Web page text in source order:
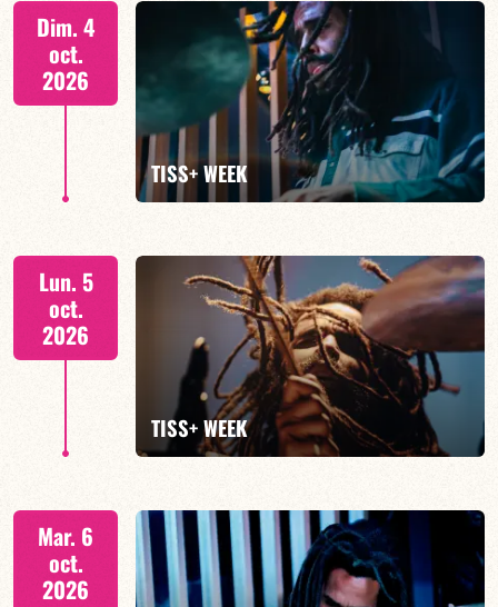
Tiss Rodriguez batterie/lead, TBA
EN SAVOIR PLUS
Dim. 4
oct.
2026
TISS+ WEEK
Tiss Rodriguez batterie/lead
EN SAVOIR PLUS
Lun. 5
oct.
2026
TISS+ WEEK
Tiss Rodriguez batterie/lead
Mar. 6
oct.
2026